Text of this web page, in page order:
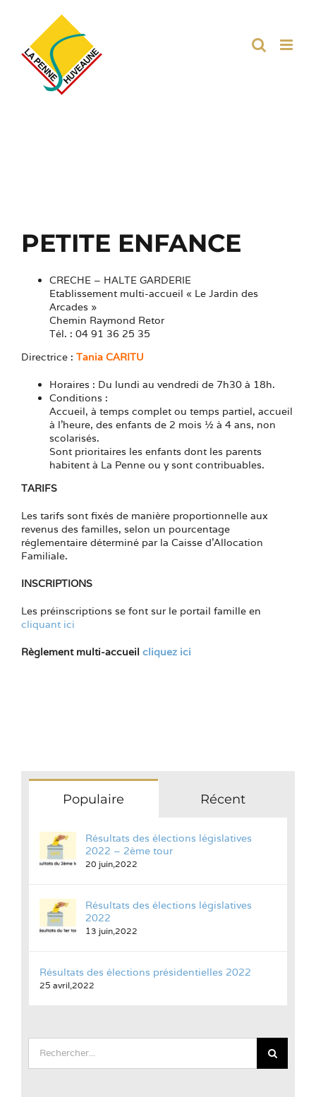
PETITE ENFANCE
CRECHE – HALTE GARDERIE
Etablissement multi-accueil « Le Jardin des
Arcades »
Chemin Raymond Retor
Tél. : 04 91 36 25 35
Directrice : Tania CARITU
Horaires : Du lundi au vendredi de 7h30 à 18h.
Conditions :
Accueil, à temps complet ou temps partiel, accueil
à l’heure, des enfants de 2 mois ½ à 4 ans, non
scolarisés.
Sont prioritaires les enfants dont les parents
habitent à La Penne ou y sont contribuables.
TARIFS
Les tarifs sont fixés de manière proportionnelle aux
revenus des familles, selon un pourcentage
réglementaire déterminé par la Caisse d’Allocation
Familiale.
INSCRIPTIONS
Les préinscriptions se font sur le portail famille en
cliquant ici
Règlement multi-accueil cliquez ici
Populaire Récent
Résultats des élections législatives
2022 – 2ème tour
20 juin,2022
Résultats des élections législatives
2022
13 juin,2022
Résultats des élections présidentielles 2022
25 avril,2022